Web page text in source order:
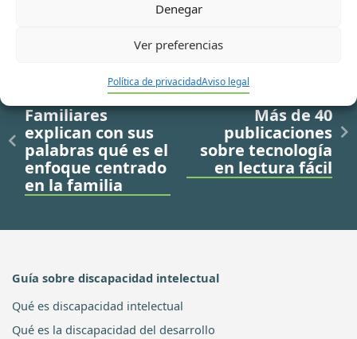
Denegar
Ver preferencias
Política de privacidadAviso legal
Ir a noticia anterior
Familiares
explican con sus
palabras qué es el
enfoque centrado
en la familia
Ir a noticia siguiente
Más de 40
publicaciones
sobre tecnología
en lectura fácil
Guía sobre discapacidad intelectual
Qué es discapacidad intelectual
Qué es la discapacidad del desarrollo